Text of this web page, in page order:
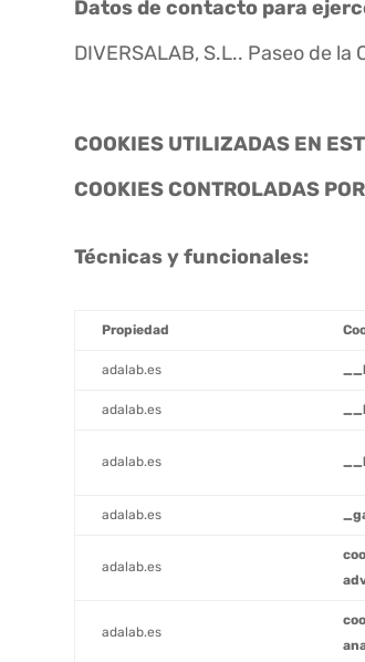
Datos de contacto para
DIVERSALAB, S.L.. Paseo de la
COOKIES UTILIZADAS EN
COOKIES CONTROLADAS
Técnicas y funcionales:
Propiedad
adalab.es
adalab.es
adalab.es
adalab.es
adalab.es
adalab.es